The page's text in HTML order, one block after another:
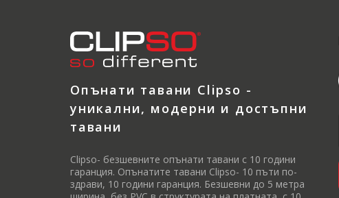
Опънати тавани Clipso -
уникални, модерни и достъпни
тавани
Clipso- безшевните опънати тавани с 10 години
гаранция. Опънатите тавани Clipso- 10 пъти по-
здрави, 10 години гаранция. Безшевни до 5 метра